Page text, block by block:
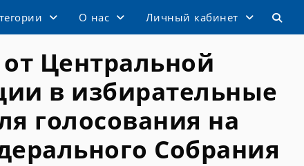
О нас Личный кабинет
Центральной
в избирательные
голосования на
Собрания